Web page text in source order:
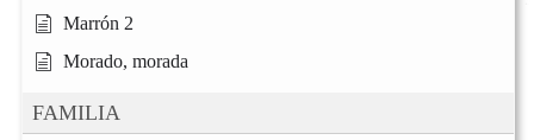
Marrón 2
Morado, morada
FAMILIA